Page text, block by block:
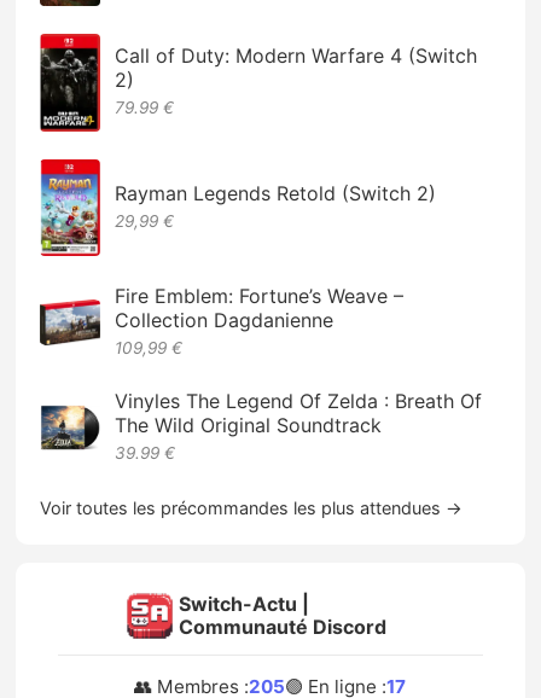
Call of Duty: Modern Warfare 4 (Switch
2)
79.99 €
Rayman Legends Retold (Switch 2)
29,99 €
Fire Emblem: Fortune’s Weave –
Collection Dagdanienne
109,99 €
Vinyles The Legend Of Zelda : Breath Of
The Wild Original Soundtrack
39.99 €
Voir toutes les précommandes les plus attendues →
Switch-Actu |
Communauté Discord
👥 Membres :205🟢 En ligne :17